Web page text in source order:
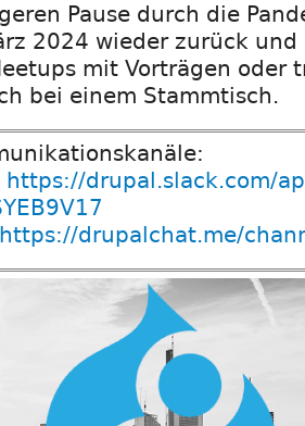
Pause durch die
2024 wieder zurück und
mit Vorträgen oder
bei einem Stammtisch.
https://drupal.slack.com/
https://drupalchat.me/